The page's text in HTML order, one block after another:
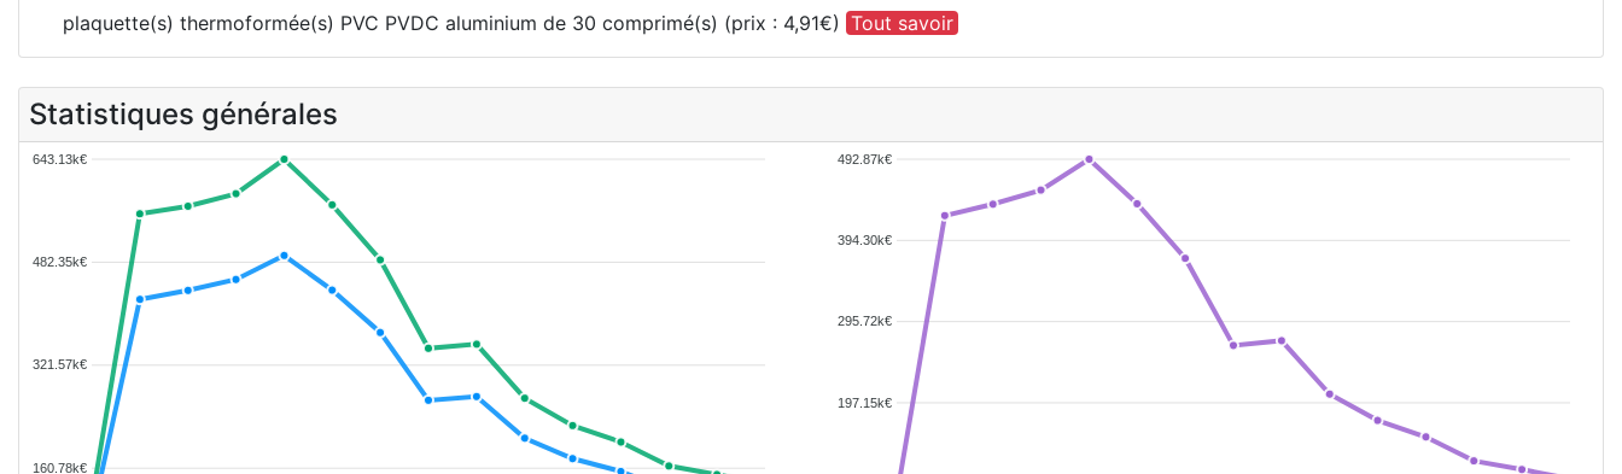
plaquette(s) thermoformée(s) PVC PVDC aluminium de 30 comprimé(s) (prix : 4,91€) Tout savoir
Statistiques générales
643.13k€
482.35k€
321.57k€
160.78k€
492.87k€
394.30k€
295.72k€
197.15k€